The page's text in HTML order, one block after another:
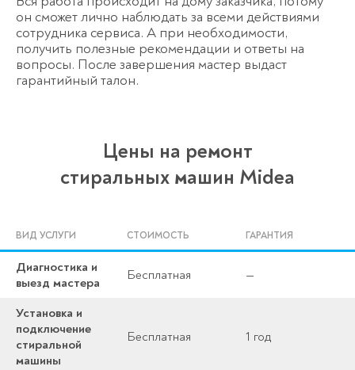
он сможет лично наблюдать за всеми действиями
сотрудника сервиса. А при необходимости,
получить полезные рекомендации и ответы на
вопросы. После завершения мастер выдаст
гарантийный талон.
Цены на ремонт
стиральных машин Midea
ВИД УСЛУГИ СТОИМОСТЬ ГАРАНТИЯ
Диагностика и
выезд мастера
Бесплатная —
Установка и
подключение
стиральной
машины
Бесплатная 1 год